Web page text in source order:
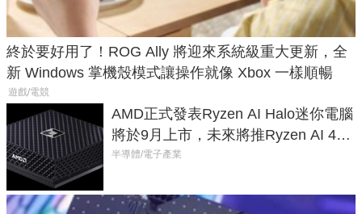
終於要好用了！ROG Ally 將迎來系統級重大更新，全
新 Windows 掌機殼模式讓操作就像 Xbox 一樣順暢
遊戲/電競
AMD正式發表Ryzen AI Halo迷你電腦
將於9月上市，未來將推Ryzen AI 400
Max系列處理器與對應升級版
半導體/電子產業